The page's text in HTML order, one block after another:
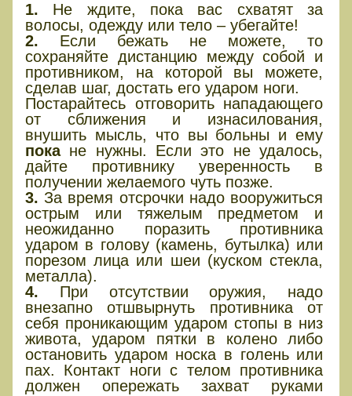
1. Не ждите, пока вас схватят за
волосы, одежду или тело – убегайте!
2. Если бежать не можете, то
сохраняйте дистанцию между собой и
противником, на которой вы можете,
сделав шаг, достать его ударом ноги.
Постарайтесь отговорить нападающего
от сближения и изнасилования,
внушить мысль, что вы больны и ему
покане нужны. Если это не удалось,
дайте противнику уверенность в
получении желаемого чуть позже.
3. За время отсрочки надо вооружиться
острым или тяжелым предметом и
неожиданно поразить противника
ударом в голову (камень, бутылка) или
порезом лица или шеи (куском стекла,
металла).
4. При отсутствии оружия, надо
внезапно отшвырнуть противника от
себя проникающим ударом стопы в низ
живота, ударом пятки в колено либо
остановить ударом носка в голень или
пах. Контакт ноги с телом противника
должен опережать захват руками